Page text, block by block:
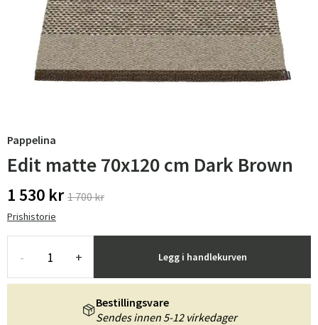
Pappelina
Edit matte 70x120 cm Dark Brown
1 530 kr 1 700 kr
Prishistorie
- + Legg i handlekurven
Bestillingsvare
Sendes innen 5-12 virkedager